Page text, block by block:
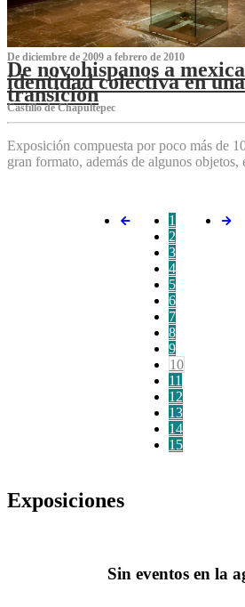
De diciembre de 2009 a febrero de 2010
De novohispanos a
identidad colectiva en
transición
Castillo de Chapultepec
Exposición compuesta por poco más de
gran formato, además de algunos
1
2
3
4
5
6
7
8
9
10
11
12
13
14
15
Exposiciones
Sin eventos en la